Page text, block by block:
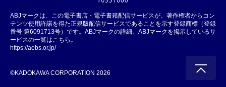
ABJマークは、この電子書店・電子書籍配信サービスが、著作権者からコン
テンツ使用許諾を得た正規版配信サービスであることを示す登録商標（登録
番号 第6091713号）です。ABJマークの詳細、ABJマークを掲示しているサ
ービスの一覧はこちら。
https://aebs.or.jp/
©KADOKAWA CORPORATION 2026